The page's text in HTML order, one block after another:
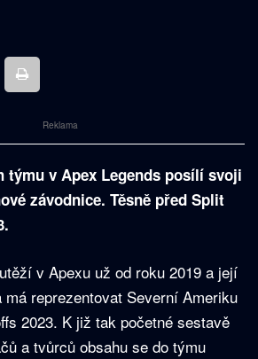
Reklama
týmu v Apex Legends posílí svoji
závodnice. Těsně před Split
v Apexu už od roku 2019 a její
reprezentovat Severní Ameriku
2023. K již tak početné sestavě
a tvůrců obsahu se do týmu